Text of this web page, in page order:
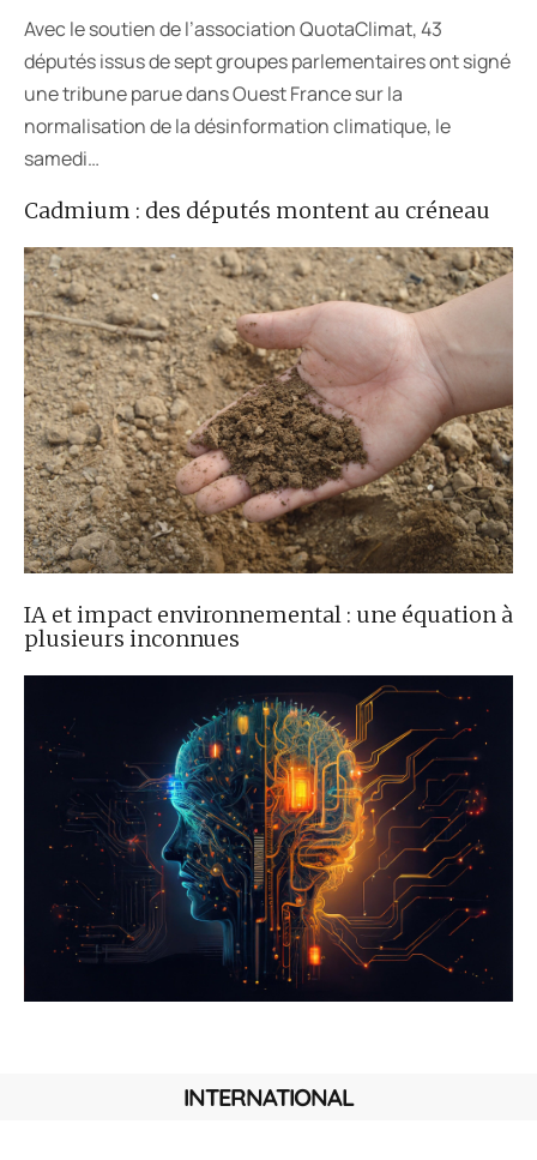
Cadmium : des députés montent au créneau
IA et impact environnemental : une équation à
plusieurs inconnues
Avec le soutien de l’association QuotaClimat, 43
députés issus de sept groupes parlementaires ont signé
une tribune parue dans Ouest France sur la
normalisation de la désinformation climatique, le
samedi…
INTERNATIONAL